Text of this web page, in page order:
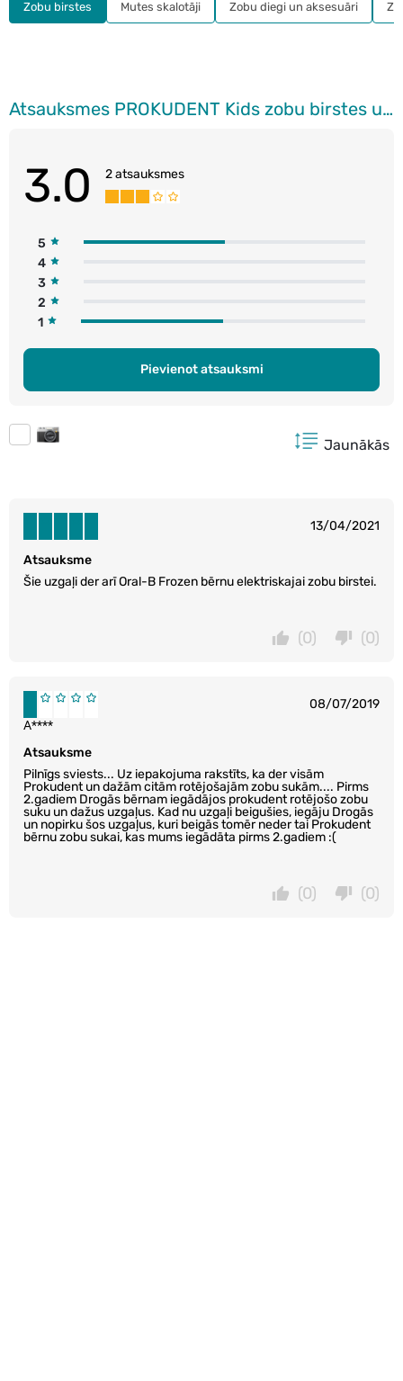
Atsauksmes PROKUDENT Kids zobu birstes uzgaļi, 3gab.
3.0 2 atsauksmes
5
4
3
2
1
Pievienot atsauksmi
Jaunākās
13/04/2021
Atsauksme
Šie uzgaļi der arī Oral-B Frozen bērnu elektriskajai zobu birstei.
(0)
(0)
08/07/2019
Atsauksme
Pilnīgs sviests... Uz iepakojuma rakstīts, ka der visām
Prokudent un dažām citām rotējošajām zobu sukām.... Pirms
2.gadiem Drogās bērnam iegādājos prokudent rotējošo zobu
suku un dažus uzgaļus. Kad nu uzgaļi beigušies, iegāju Drogās
un nopirku šos uzgaļus, kuri beigās tomēr neder tai Prokudent
bērnu zobu sukai, kas mums iegādāta pirms 2.gadiem :(
A****
(0)
(0)
Zobu birstes Mutes skalotāji Zobu diegi un aksesuāri